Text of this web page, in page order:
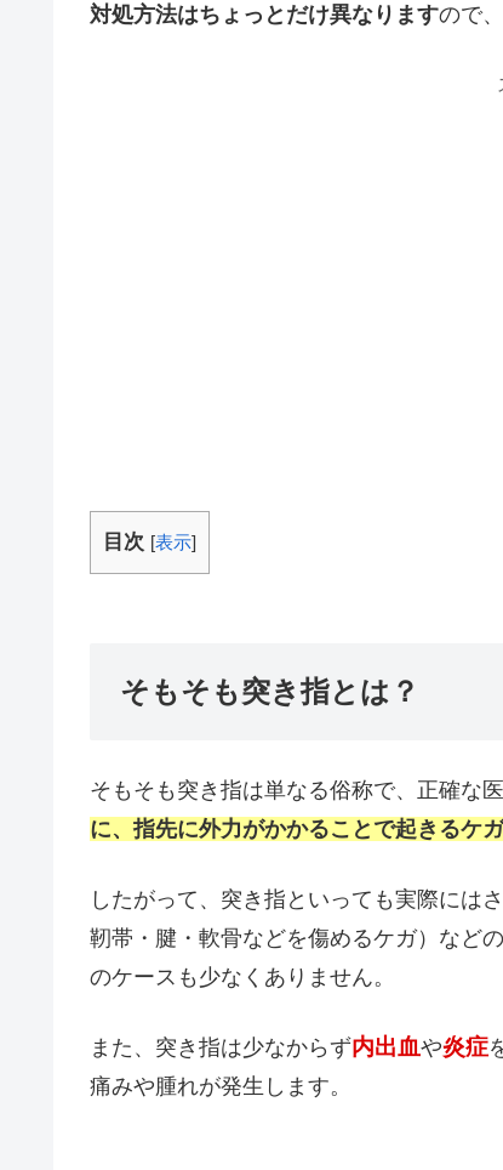
対処方法はちょっとだけ異なりますので
目次 [表示]
そもそも突き指とは？
そもそも突き指は単なる俗称で、正確な
に、指先に外力がかかることで起きるケ
したがって、突き指といっても実際には
靭帯・腱・軟骨などを傷めるケガ）など
のケースも少なくありません。
また、突き指は少なからず内出血や炎症
痛みや腫れが発生します。